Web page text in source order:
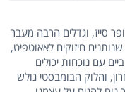
סייז, וגדלים הרבה מעבר
חיזוקים לאאוטפיט,
עם נוכחות יכולים
והלוק הבומבסטי גולש